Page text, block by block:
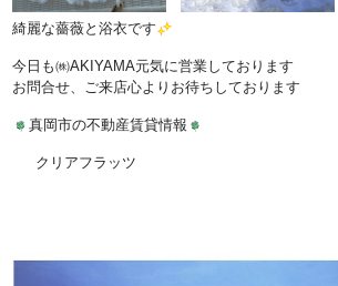
綺麗な薔薇と浴衣です
今日も㈱AKIYAMA元気に営業しております
お問合せ、ご来店心よりお待ちしております
真岡市の不動産賃貸情報
クリアフラッツ